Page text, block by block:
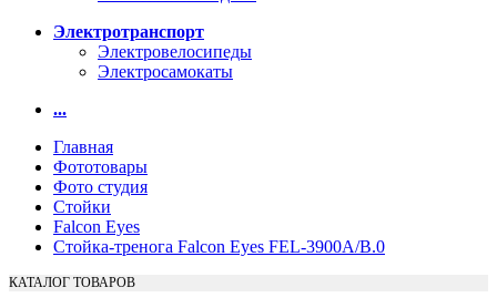
Электротранспорт
Электровелосипеды
Электросамокаты
...
Главная
Фототовары
Фото студия
Стойки
Falcon Eyes
Стойка-тренога Falcon Eyes FEL-3900A/B.0
КАТАЛОГ ТОВАРОВ